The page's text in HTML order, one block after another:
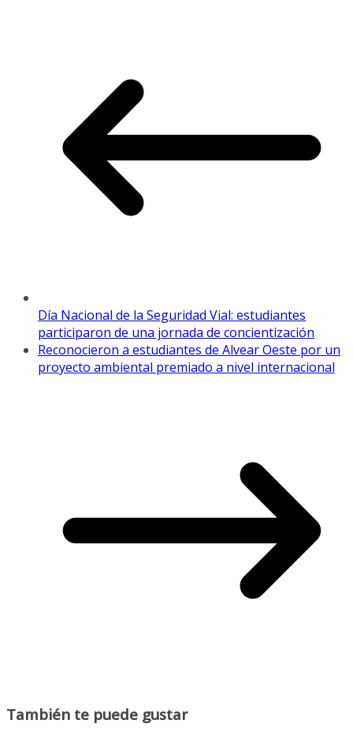
Día Nacional de la Seguridad Vial: estudiantes
participaron de una jornada de concientización
Reconocieron a estudiantes de Alvear Oeste por un
proyecto ambiental premiado a nivel internacional
También te puede gustar